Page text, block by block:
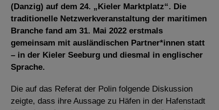
(Danzig) auf dem 24. „Kieler Marktplatz“. Die
traditionelle Netzwerkveranstaltung der maritimen
Branche fand am 31. Mai 2022 erstmals
gemeinsam mit ausländischen Partner*innen statt
– in der Kieler Seeburg und diesmal in englischer
Sprache.
Die auf das Referat der Polin folgende Diskussion
zeigte, dass ihre Aussage zu Häfen in der Hafenstadt